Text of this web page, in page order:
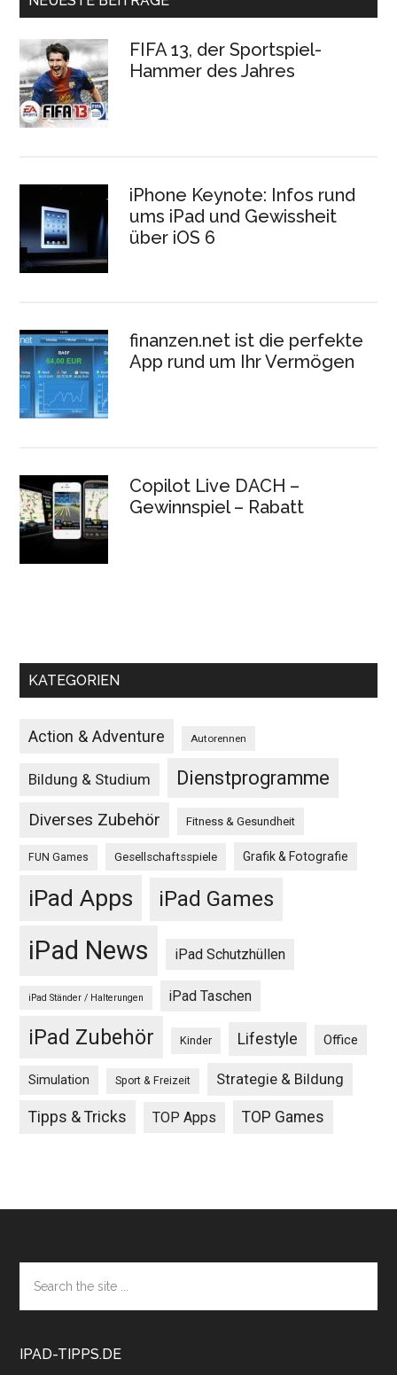
FIFA 13, der Sportspiel-
Hammer des Jahres
iPhone Keynote: Infos rund
ums iPad und Gewissheit
über iOS 6
finanzen.net ist die perfekte
App rund um Ihr Vermögen
Copilot Live DACH –
Gewinnspiel – Rabatt
KATEGORIEN
Action & Adventure Autorennen
Bildung & Studium Dienstprogramme
Diverses Zubehör Fitness & Gesundheit
FUN Games Gesellschaftsspiele Grafik & Fotografie
iPad Apps iPad Games
iPad News iPad Schutzhüllen
iPad Ständer / Halterungen iPad Taschen
iPad Zubehör Kinder Lifestyle Office
Simulation Sport & Freizeit Strategie & Bildung
Tipps & Tricks TOP Apps TOP Games
Footer
the
site
IPAD-TIPPS.DE